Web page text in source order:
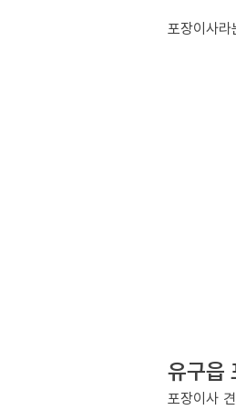
포장이사
유구읍
포장이사